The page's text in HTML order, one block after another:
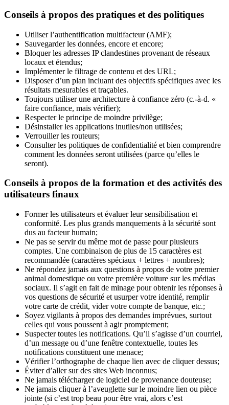
Conseils à propos des pratiques et des politiques
Utiliser l’authentification multifacteur (AMF);
Sauvegarder les données, encore et encore;
Bloquer les adresses IP clandestines provenant de réseaux
locaux et étendus;
Implémenter le filtrage de contenu et des URL;
Disposer d’un plan incluant des objectifs spécifiques avec les
résultats mesurables et traçables.
Toujours utiliser une architecture à confiance zéro (c.-à-d. «
faire confiance, mais vérifier);
Respecter le principe de moindre privilège;
Désinstaller les applications inutiles/non utilisées;
Verrouiller les routeurs;
Consulter les politiques de confidentialité et bien comprendre
comment les données seront utilisées (parce qu’elles le
seront).
Conseils à propos de la formation et des activités des
utilisateurs finaux
Former les utilisateurs et évaluer leur sensibilisation et
conformité. Les plus grands manquements à la sécurité sont
dus au facteur humain;
Ne pas se servir du même mot de passe pour plusieurs
comptes. Une combinaison de plus de 15 caractères est
recommandée (caractères spéciaux + lettres + nombres);
Ne répondez jamais aux questions à propos de votre premier
animal domestique ou votre première voiture sur les médias
sociaux. Il s’agit en fait de minage pour obtenir les réponses à
vos questions de sécurité et usurper votre identité, remplir
votre carte de crédit, vider votre compte de banque, etc.;
Soyez vigilants à propos des demandes imprévues, surtout
celles qui vous poussent à agir promptement;
Suspecter toutes les notifications. Qu’il s’agisse d’un courriel,
d’un message ou d’une fenêtre contextuelle, toutes les
notifications constituent une menace;
Vérifier l’orthographe de chaque lien avec de cliquer dessus;
Éviter d’aller sur des sites Web inconnus;
Ne jamais télécharger de logiciel de provenance douteuse;
Ne jamais cliquer à l’aveuglette sur le moindre lien ou pièce
jointe (si c’est trop beau pour être vrai, alors c’est